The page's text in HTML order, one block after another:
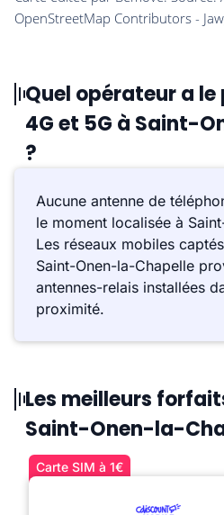
Quel opérateur a
4G et 5G à Saint-
?
Aucune antenne de
le moment localisée à
Les réseaux mobiles
Saint-Onen-la-Chapelle
antennes-relais installées
proximité.
Les meilleurs
Saint-Onen-la-
Carte SIM à 1€